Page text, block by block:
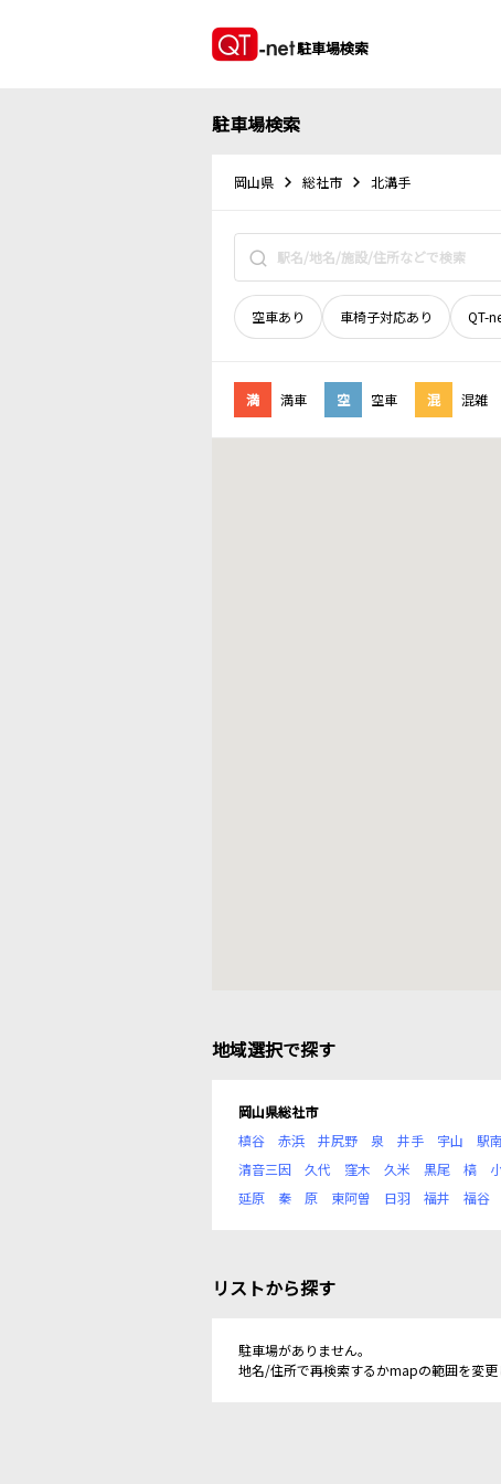
駐車場検索
駐車場検索
岡山県 総社市 北溝手
空車あり 車椅子対応あり QT-
満 満車 空 空車 混 混雑
地域選択で探す
岡山県総社市
槙谷
赤浜 井尻野 泉 井手 宇山 駅南
清音三因
久代 窪木 久米 黒尾 槁
延原
秦 原 東阿曽 日羽 福井 福谷
リストから探す
駐車場がありません。
地名/住所で再検索するかmapの範囲を変更